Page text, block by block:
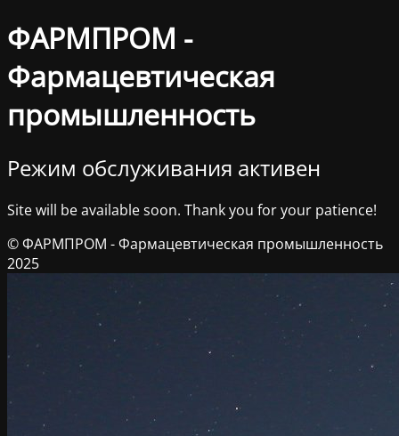
ФАРМПРОМ -
Фармацевтическая
промышленность
Режим обслуживания активен
Site will be available soon. Thank you for your patience!
© ФАРМПРОМ - Фармацевтическая промышленность
2025